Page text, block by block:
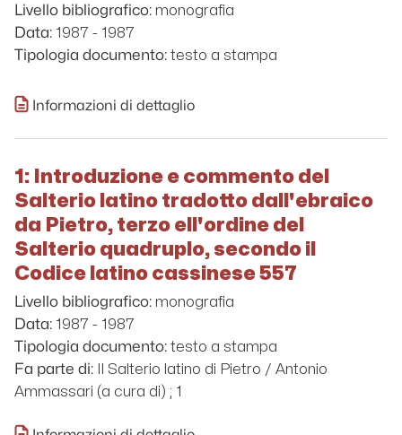
Livello bibliografico: monografia
Data: 1987 - 1987
Tipologia documento: testo a stampa
Informazioni di dettaglio
1: Introduzione e commento del
Salterio latino tradotto dall'ebraico
da Pietro, terzo ell'ordine del
Salterio quadruplo, secondo il
Codice latino cassinese 557
Livello bibliografico: monografia
Data: 1987 - 1987
Tipologia documento: testo a stampa
Fa parte di: Il Salterio latino di Pietro / Antonio
Ammassari (a cura di) ; 1